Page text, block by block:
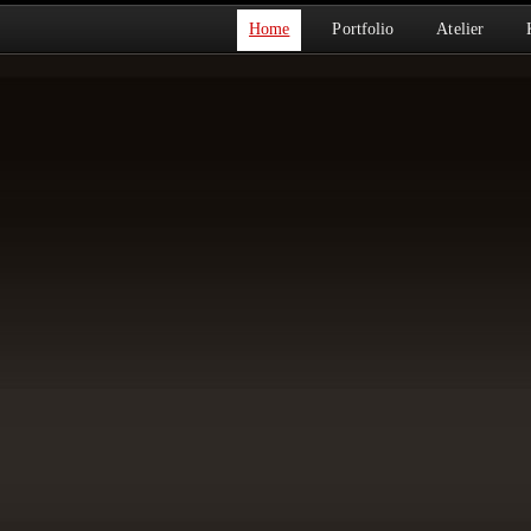
Home Portfolio Atelier